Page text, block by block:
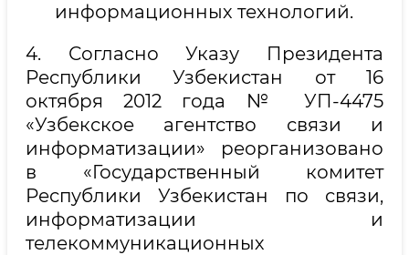
информационных технологий.
4. Согласно Указу Президента
Республики Узбекистан от 16
октября 2012 года № УП-4475
«Узбекское агентство связи и
информатизации» реорганизовано
в «Государственный комитет
Республики Узбекистан по связи,
информатизации и
телекоммуникационных